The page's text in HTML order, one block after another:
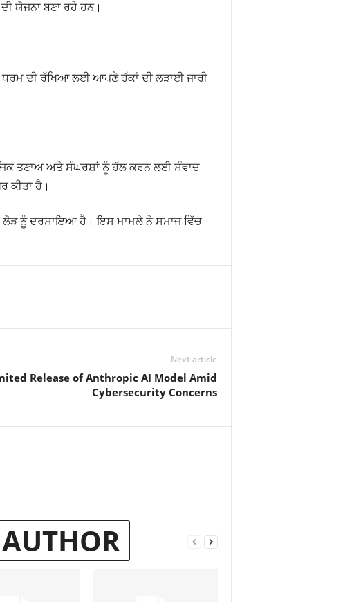
ਯੋਜਨਾ ਬਣਾ ਰਹੇ ਹਨ।
ਦੀ ਰੱਖਿਆ ਲਈ ਆਪਣੇ ਹੱਕਾਂ ਦੀ ਲੜਾਈ ਜਾਰੀ
ਤਣਾਅ ਅਤੇ ਸੰਘਰਸ਼ਾਂ ਨੂੰ ਹੱਲ ਕਰਨ ਲਈ ਸੰਵਾਦ
ਕੀਤਾ ਹੈ।
ਲੋੜ ਨੂੰ ਦਰਸਾਇਆ ਹੈ। ਇਸ ਮਾਮਲੇ ਨੇ ਸਮਾਜ ਵਿੱਚ
Next article
Release of Anthropic AI Model Amid
Cybersecurity Concerns